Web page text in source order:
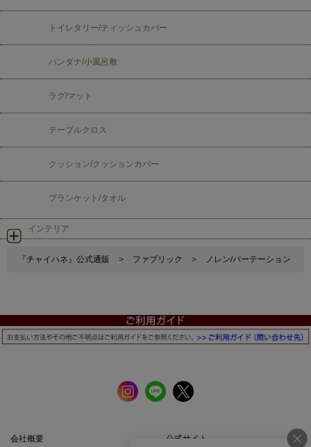
トイレタリー/ティッシュカバー
バンダナ/小風呂敷
ラグ/マット
テーブルクロス
クッション/クッションカバー
ブランケット/タオル
インテリア
『チャイハネ』公式通販 > ファブリック > ノレン/パーテーション
会社概要 公式サイト